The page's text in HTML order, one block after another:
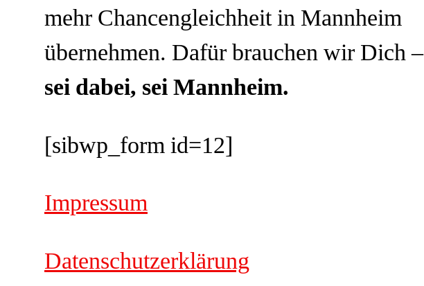
mehr Chancengleichheit in Mannheim
übernehmen. Dafür brauchen wir Dich –
sei dabei, sei Mannheim.
[sibwp_form id=12]
Impressum
Datenschutzerklärung